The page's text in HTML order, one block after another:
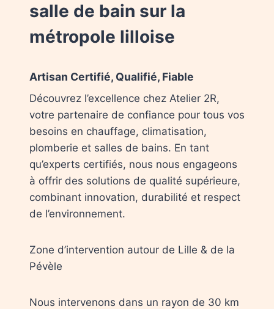
salle de bain sur la
métropole lilloise
Artisan Certifié, Qualifié, Fiable
Découvrez l’excellence chez Atelier 2R,
votre partenaire de confiance pour tous vos
besoins en chauffage, climatisation,
plomberie et salles de bains. En tant
qu’experts certifiés, nous nous engageons
à offrir des solutions de qualité supérieure,
combinant innovation, durabilité et respect
de l’environnement.
Zone d’intervention autour de Lille & de la
Pévèle
Nous intervenons dans un rayon de 30 km